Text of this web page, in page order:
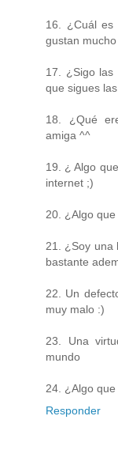
16. ¿Cuál es
gustan
17. ¿Sigo
que sigues
18. ¿Qué
amiga ^^
19. ¿ Algo
internet ;)
20. ¿Algo
21. ¿Soy una
bastante
22. Un
muy malo :)
23. Una
mundo
24. ¿Algo
Responder